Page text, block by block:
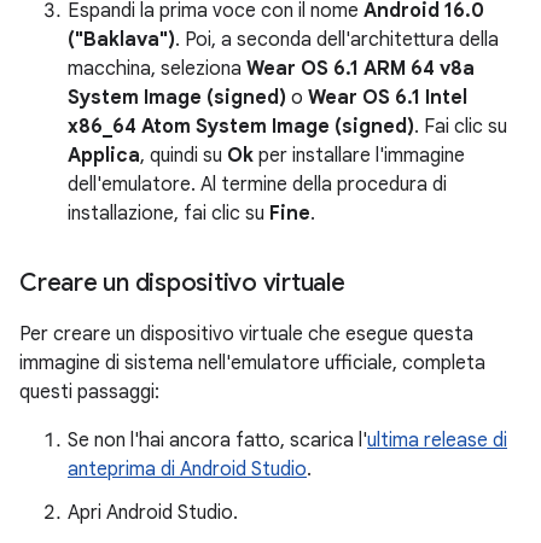
Espandi la prima voce con il nome Android 16.0
("Baklava"). Poi, a seconda dell'architettura della
macchina, seleziona Wear OS 6.1 ARM 64 v8a
System Image (signed) o Wear OS 6.1 Intel
x86_64 Atom System Image (signed). Fai clic su
Applica, quindi su Ok per installare l'immagine
dell'emulatore. Al termine della procedura di
installazione, fai clic su Fine.
Creare un dispositivo virtuale
Per creare un dispositivo virtuale che esegue questa
immagine di sistema nell'emulatore ufficiale, completa
questi passaggi:
Se non l'hai ancora fatto, scarica l'ultima release di
anteprima di Android Studio.
Apri Android Studio.